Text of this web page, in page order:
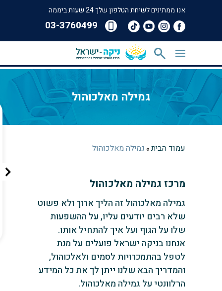
אנו ממתינים לשיחת הטלפון שלך 24 שעות ביממה
‎03-3760499
גמילה מאלכוהול
עמוד הבית»גמילה מאלכוהול
מרכז גמילה מאלכוהול
גמילה מאלכוהול זה הליך ארוך ולא פשוט
שלא רבים יודעים עליו, על ההשפעות
שלו על הגוף ועל איך להתחיל אותו.
אנחנו בניקה ישראל פועלים על מנת
לטפל בהתמכרויות לסמים ולאלכוהול,
והמדריך הבא שלנו ייתן לך את כל המידע
הרלוונטי על גמילה מאלכוהול.